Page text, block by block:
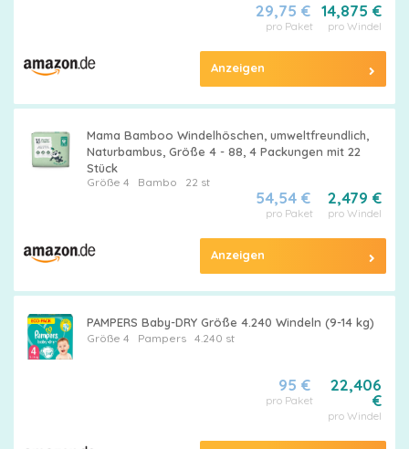
14,875 €
pro Windel
29,75 €
pro Paket
Anzeigen
Mama Bamboo Windelhöschen, umweltfreundlich,
Naturbambus, Größe 4 - 88, 4 Packungen mit 22
Stück
Größe 4 Bambo 22 st
2,479 €
pro Windel
54,54 €
pro Paket
Anzeigen
PAMPERS Baby-DRY Größe 4.240 Windeln (9-14 kg)
Größe 4 Pampers4.240 st
22,406
€
pro Windel
95 €
pro Paket